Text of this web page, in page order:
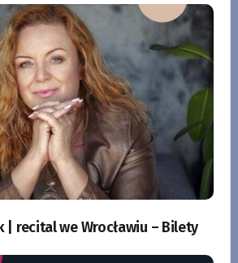
| recital we Wrocławiu – Bilety